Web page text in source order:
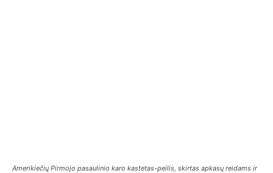
Amerikiečių Pirmojo pasaulinio karo kastetas-peilis, skirtas apkasų reidams ir